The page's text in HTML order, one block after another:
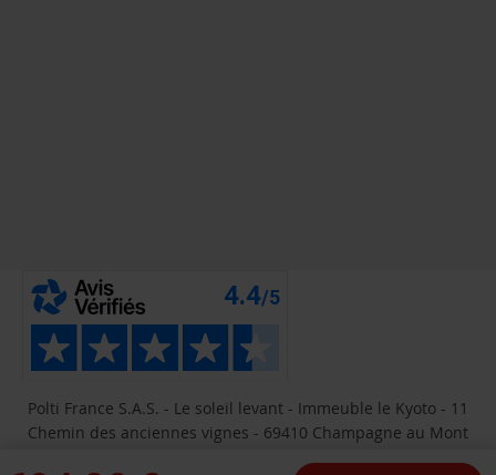
Polti France S.A.S. - Le soleil levant - Immeuble le Kyoto - 11
Chemin des anciennes vignes - 69410 Champagne au Mont